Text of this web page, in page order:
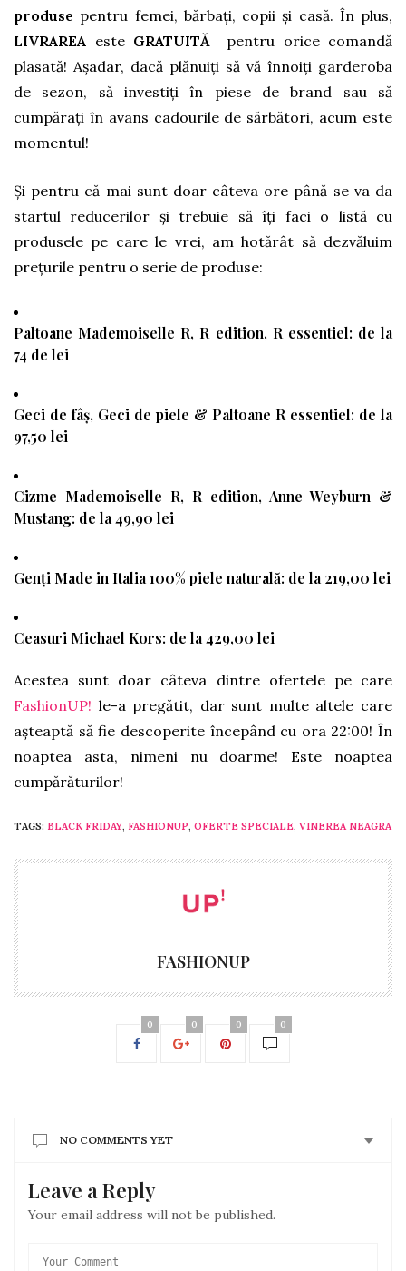
produse pentru femei, bărbați, copii și casă. În plus,
LIVRAREA este GRATUITĂ pentru orice comandă
plasată! Așadar, dacă plănuiți să vă înnoiți garderoba
de sezon, să investiți în piese de brand sau să
cumpărați în avans cadourile de sărbători, acum este
momentul!
Și pentru că mai sunt doar câteva ore până se va da
startul reducerilor și trebuie să îți faci o listă cu
produsele pe care le vrei, am hotărât să dezvăluim
prețurile pentru o serie de produse:
Paltoane Mademoiselle R, R edition, R essentiel: de la
74 de lei
Geci de fâș, Geci de piele & Paltoane R essentiel: de la
97,50 lei
Cizme Mademoiselle R, R edition, Anne Weyburn &
Mustang: de la 49,90 lei
Genți Made in Italia 100% piele naturală: de la 219,00 lei
Ceasuri Michael Kors: de la 429,00 lei
Acestea sunt doar câteva dintre ofertele pe care
FashionUP! le-a pregătit, dar sunt multe altele care
așteaptă să fie descoperite începând cu ora 22:00! În
noaptea asta, nimeni nu doarme! Este noaptea
cumpărăturilor!
TAGS: BLACK FRIDAY, FASHIONUP, OFERTE SPECIALE, VINEREA NEAGRA
FASHIONUP
0 0 0 0
NO COMMENTS YET
Leave a Reply
Your email address will not be published.